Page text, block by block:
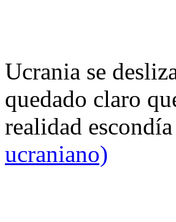
Ucrania se
quedado claro
realidad
ucraniano)